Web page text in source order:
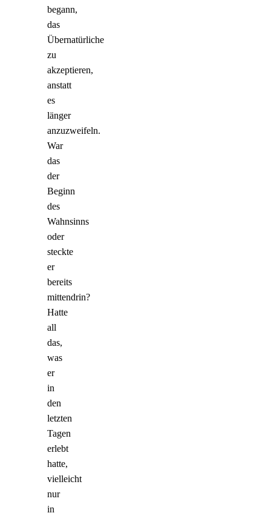
begann,
das
Übernatürliche
zu
akzeptieren,
anstatt
es
länger
anzuzweifeln.
War
das
der
Beginn
des
Wahnsinns
oder
steckte
er
bereits
mittendrin?
Hatte
all
das,
was
er
in
den
letzten
Tagen
erlebt
hatte,
vielleicht
nur
in